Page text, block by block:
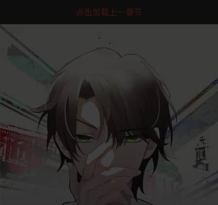
点击加载上一章节